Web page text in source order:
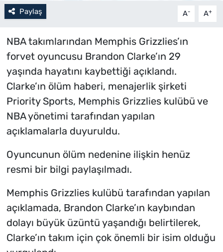
Paylaş A- A+
NBA takımlarından Memphis Grizzlies’ın
forvet oyuncusu Brandon Clarke’ın 29
yaşında hayatını kaybettiği açıklandı.
Clarke’ın ölüm haberi, menajerlik şirketi
Priority Sports, Memphis Grizzlies kulübü ve
NBA yönetimi tarafından yapılan
açıklamalarla duyuruldu.
Oyuncunun ölüm nedenine ilişkin henüz
resmi bir bilgi paylaşılmadı.
Memphis Grizzlies kulübü tarafından yapılan
açıklamada, Brandon Clarke’ın kaybından
dolayı büyük üzüntü yaşandığı belirtilerek,
Clarke’ın takım için çok önemli bir isim olduğu